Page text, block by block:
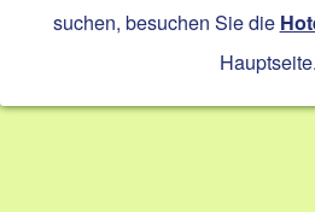
suchen, besuchen Sie die
Hauptseite.